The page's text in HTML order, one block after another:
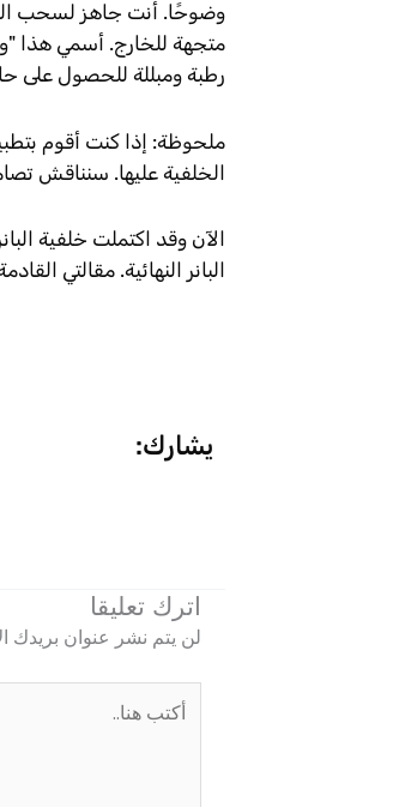
وضوحًا. أنت جاهز لسحب
متجهة للخارج. أسمي هذا "
رطبة ومبللة للحصول على
ملحوظة: إذا كنت أقوم
الخلفية عليها. سنناقش
الآن وقد اكتملت خلفية
البانر النهائية. مقالتي
يشارك:
اترك تعليقا
لن يتم نشر عنوان بريدك
أكتب
هنا..